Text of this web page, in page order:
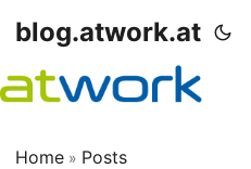
blog.atwork.at
Home » Posts